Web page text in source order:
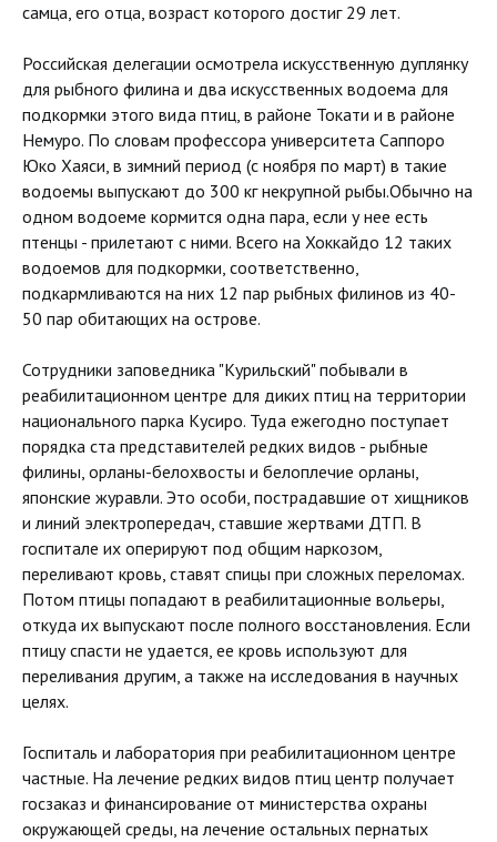
самца, его отца, возраст которого достиг 29 лет.
Российская делегации осмотрела искусственную дуплянку
для рыбного филина и два искусственных водоема для
подкормки этого вида птиц, в районе Токати и в районе
Немуро. По словам профессора университета Саппоро
Юко Хаяси, в зимний период (с ноября по март) в такие
водоемы выпускают до 300 кг некрупной рыбы.Обычно на
одном водоеме кормится одна пара, если у нее есть
птенцы - прилетают с ними. Всего на Хоккайдо 12 таких
водоемов для подкормки, соответственно,
подкармливаются на них 12 пар рыбных филинов из 40-
50 пар обитающих на острове.
Сотрудники заповедника "Курильский" побывали в
реабилитационном центре для диких птиц на территории
национального парка Кусиро. Туда ежегодно поступает
порядка ста представителей редких видов - рыбные
филины, орланы-белохвосты и белоплечие орланы,
японские журавли. Это особи, пострадавшие от хищников
и линий электропередач, ставшие жертвами ДТП. В
госпитале их оперируют под общим наркозом,
переливают кровь, ставят спицы при сложных переломах.
Потом птицы попадают в реабилитационные вольеры,
откуда их выпускают после полного восстановления. Если
птицу спасти не удается, ее кровь используют для
переливания другим, а также на исследования в научных
целях.
Госпиталь и лаборатория при реабилитационном центре
частные. На лечение редких видов птиц центр получает
госзаказ и финансирование от министерства охраны
окружающей среды, на лечение остальных пернатых